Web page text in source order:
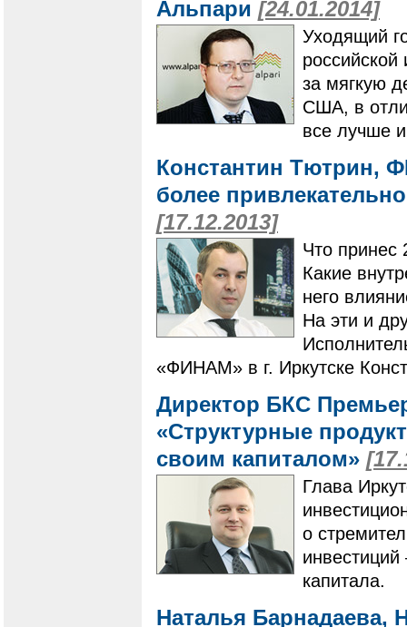
Альпари [24.01.2014]
Уходящий
за мягкую
США, в
все лучше
Константин Тютрин,
более
[17.12.2013]
Что принес
Какие
него
На эти и
«ФИНАМ» в г. Иркутске
Директор БКС
«Структурные
своим капиталом»
Глава
о
инвестиций
капитала.
Наталья Барнадаева,